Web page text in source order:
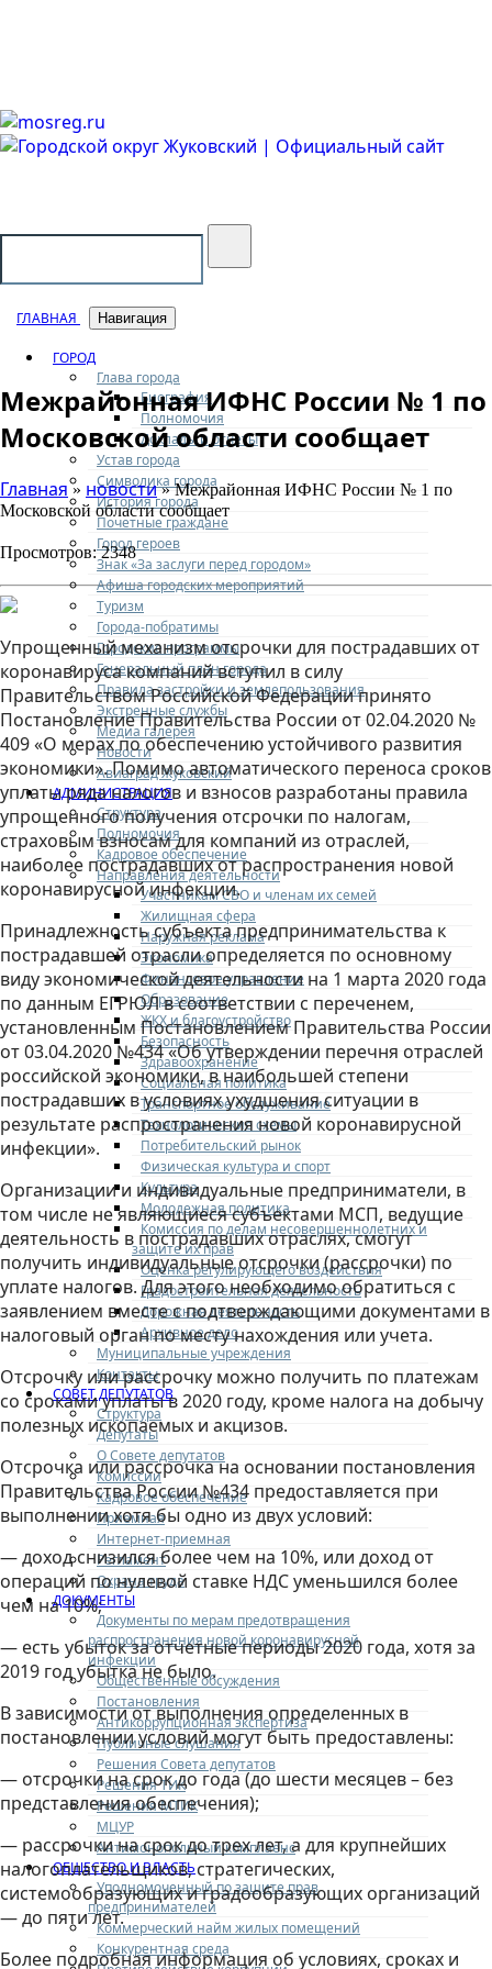
ГЛАВНАЯ Навигация
ГОРОД
Глава города
Биография
Полномочия
Доклады и отчеты
Устав города
Символика города
История города
Почетные граждане
Город героев
Знак «За заслуги перед городом»
Афиша городских мероприятий
Туризм
Города-побратимы
Городские программы
Генеральный план города
Правила застройки и землепользования
Экстренные службы
Медиа галерея
Новости
Авиаград Жуковский
АДМИНИСТРАЦИЯ
Структура
Полномочия
Кадровое обеспечение
Направления деятельности
Участникам СВО и членам их семей
Жилищная сфера
Наружная реклама
Экономика
Финансовое управление
Образование
ЖКХ и благоустройство
Безопасность
Здравоохранение
Социальная политика
Транспортное обслуживание
Технологические схемы
Потребительский рынок
Физическая культура и спорт
Культура
Молодежная политика
Комиссия по делам несовершеннолетних и
защите их прав
Оценка регулирующего воздействия
Градостроительная деятельность
Дорожная деятельность
Архивное дело
Муниципальные учреждения
Контакты
СОВЕТ ДЕПУТАТОВ
Структура
Депутаты
О Совете депутатов
Комиссии
Кадровое обеспечение
Приемная
Интернет-приемная
Регламент
Охрана труда
ДОКУМЕНТЫ
Документы по мерам предотвращения
распространения новой коронавирусной
инфекции
Общественные обсуждения
Постановления
Антикоррупционная экспертиза
Публичные слушания
Решения Совета депутатов
Решения ТИК
Решения МТИК
МЦУР
Антимонопольный комплаенс
ОБЩЕСТВО И ВЛАСТЬ
Уполномоченный по защите прав
предпринимателей
Коммерческий найм жилых помещений
Конкурентная среда
Межрайонная ИФНС России № 1 по
Московской области сообщает
Главная» новости» Межрайонная ИФНС России № 1 по
Московской области сообщает
Просмотров: 2348
Упрощенный механизм отсрочки для пострадавших от
коронавируса компаний вступил в силу
Правительством Российской Федерации принято
Постановление Правительства России от 02.04.2020 №
409 «О мерах по обеспечению устойчивого развития
экономики». Помимо автоматического переноса сроков
уплаты ряда налогов и взносов разработаны правила
упрощенного получения отсрочки по налогам,
страховым взносам для компаний из отраслей,
наиболее пострадавших от распространения новой
коронавирусной инфекции.
Принадлежность субъекта предпринимательства к
пострадавшей отрасли определяется по основному
виду экономической деятельности на 1 марта 2020 года
по данным ЕГРЮЛ в соответствии с переченем,
установленным Постановлением Правительства России
от 03.04.2020 №434 «Об утверждении перечня отраслей
российской экономики, в наибольшей степени
пострадавших в условиях ухудшения ситуации в
результате распространения новой коронавирусной
инфекции».
Организации и индивидуальные предприниматели, в
том числе не являющиеся субъектами МСП, ведущие
деятельность в пострадавших отраслях, смогут
получить индивидуальные отсрочки (рассрочки) по
уплате налогов. Для этого необходимо обратиться с
заявлением вместе с подтверждающими документами в
налоговый орган по месту нахождения или учета.
Отсрочку или рассрочку можно получить по платежам
со сроками уплаты в 2020 году, кроме налога на добычу
полезных ископаемых и акцизов.
Отсрочка или рассрочка на основании постановления
Правительства России №434 предоставляется при
выполнении хотя бы одно из двух условий:
— доход снизился более чем на 10%, или доход от
операций по нулевой ставке НДС уменьшился более
чем на 10%;
— есть убыток за отчетные периоды 2020 года, хотя за
2019 год убытка не было.
В зависимости от выполнения определенных в
постановлении условий могут быть предоставлены:
— отсрочки на срок до года (до шести месяцев – без
представления обеспечения);
— рассрочки на срок до трех лет, а для крупнейших
налогоплательщиков, стратегических,
системообразующих и градообразующих организаций
— до пяти лет.
Более подробная информация об условиях, сроках и